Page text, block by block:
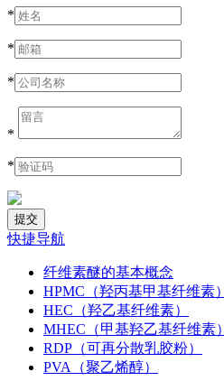
*
*
*
*
*
快捷导航
纤维素醚的基本概念
HPMC（羟丙基甲基纤维素）
HEC（羟乙基纤维素）
MHEC（甲基羟乙基纤维素）
RDP（可再分散乳胶粉）
PVA（聚乙烯醇）